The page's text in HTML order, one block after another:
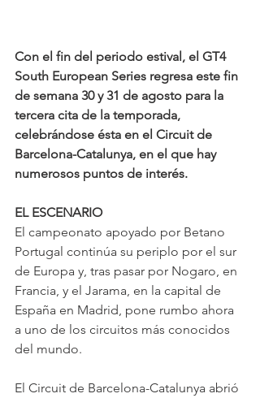
Con el fin del periodo estival, el GT4
South European Series regresa este fin
de semana 30 y 31 de agosto para la
tercera cita de la temporada,
celebrándose ésta en el Circuit de
Barcelona-Catalunya, en el que hay
numerosos puntos de interés.
EL ESCENARIO
El campeonato apoyado por Betano
Portugal continúa su periplo por el sur
de Europa y, tras pasar por Nogaro, en
Francia, y el Jarama, en la capital de
España en Madrid, pone rumbo ahora
a uno de los circuitos más conocidos
del mundo.
El Circuit de Barcelona-Catalunya abrió